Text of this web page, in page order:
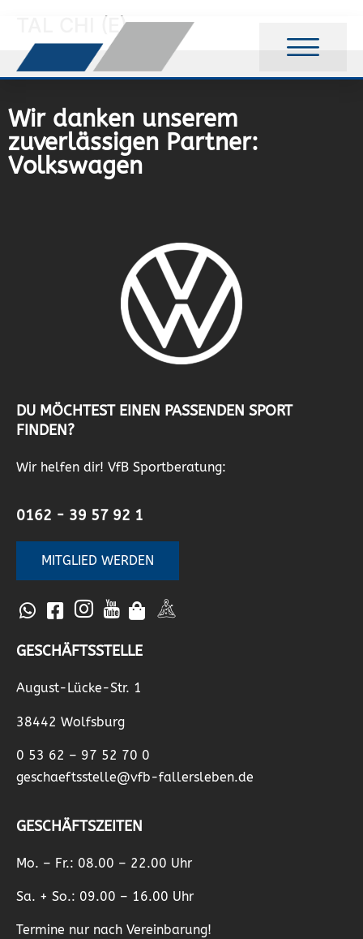
TAL CHI (E)
Wir danken unserem
zuverlässigen Partner:
Volkswagen
DU MÖCHTEST EINEN PASSENDEN SPORT
FINDEN?
Wir helfen dir! VfB Sportberatung:
0162 - 39 57 92 1
MITGLIED WERDEN
GESCHÄFTSSTELLE
August-Lücke-Str. 1
38442 Wolfsburg
0 53 62 – 97 52 70 0
geschaeftsstelle@vfb-fallersleben.de
GESCHÄFTSZEITEN
Mo. – Fr.: 08.00 – 22.00 Uhr
Sa. + So.: 09.00 – 16.00 Uhr
Termine nur nach Vereinbarung!